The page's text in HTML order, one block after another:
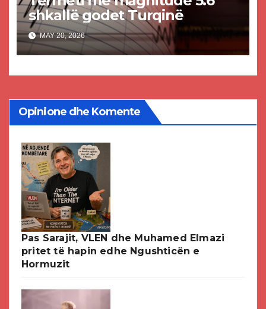
shkallë godet Turqinë
MAY 20, 2026
Opinione dhe Komente
Pas Sarajit, VLEN dhe Muhamed Elmazi
pritet të hapin edhe Ngushticën e
Hormuzit